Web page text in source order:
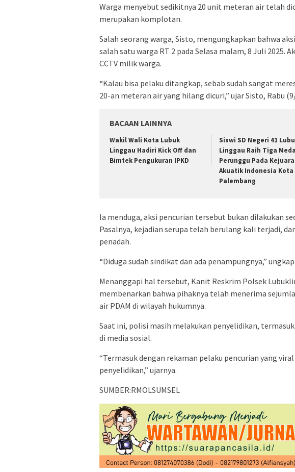
Warga menyebut sedikitnya 20 unit meteran air telah
merupakan komplotan.
Salah seorang warga, Sisto, mengungkapkan bahwa
salah satu warga RT 2 pada Selasa malam, 8 Juli 2025.
CCTV milik warga.
“Kalau bisa pelaku ditangkap, sebab sudah sangat
20-an meteran air yang hilang dicuri,” ujar Sisto, Rabu
BACAAN LAINNYA
Wakil Wali Kota Lubuk
Linggau Hadiri Kick Off dan
Bimtek Pengukuran IPKD
Siswi SD Negeri 41
Linggau Raih Tiga
Perunggu Pada
Akuatik Indonesia Kota
Palembang
Ia menduga, aksi pencurian tersebut bukan dilakukan
Pasalnya, kejadian serupa telah berulang kali terjadi,
penadah.
“Diduga sudah sindikat dan ada penampungnya,”
Menanggapi hal tersebut, Kanit Reskrim Polsek
membenarkan bahwa pihaknya telah menerima
air PDAM di wilayah hukumnya.
Saat ini, polisi masih melakukan penyelidikan,
di media sosial.
“Termasuk dengan rekaman pelaku pencurian yang
penyelidikan,” ujarnya.
SUMBER:RMOLSUMSEL